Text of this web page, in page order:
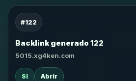
#122
Backlink generado 122
5015.xg4ken.com
SI Abrir